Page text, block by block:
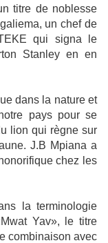
titre de noblesse
un chef de
qui signa le
Stanley en en
dans la nature et
pays pour se
lion qui règne sur
J.B Mpiana a
chez les
la terminologie
Yav», le titre
combinaison avec